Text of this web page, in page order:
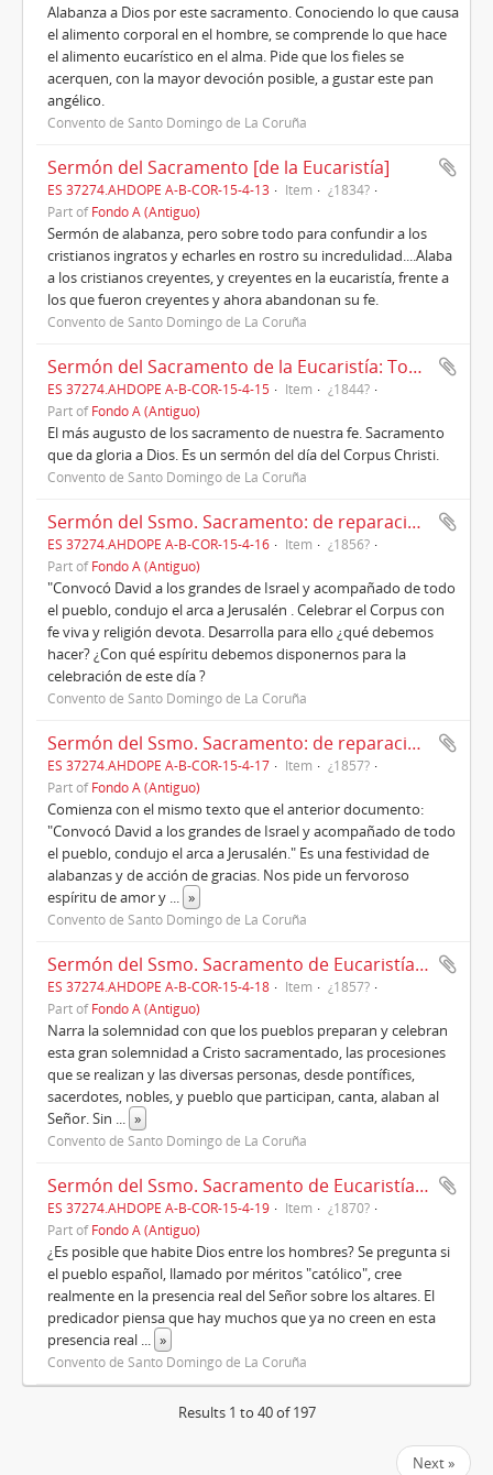
Alabanza a Dios por este sacramento. Conociendo lo que causa
el alimento corporal en el hombre, se comprende lo que hace
el alimento eucarístico en el alma. Pide que los fieles se
acerquen, con la mayor devoción posible, a gustar este pan
angélico.
Convento de Santo Domingo de La Coruña
Sermón del Sacramento [de la Eucaristía]
ES 37274.AHDOPE A-B-COR-15-4-13 Item
¿1834?
Part ofFondo A (Antiguo)
Sermón de alabanza, pero sobre todo para confundir a los
cristianos ingratos y echarles en rostro su incredulidad....Alaba
a los cristianos creyentes, y creyentes en la eucaristía, frente a
los que fueron creyentes y ahora abandonan su fe.
Convento de Santo Domingo de La Coruña
Sermón del Sacramento de la Eucaristía: Tomad y comed, este es mi cuerpo
ES 37274.AHDOPE A-B-COR-15-4-15 Item
¿1844?
Part ofFondo A (Antiguo)
El más augusto de los sacramento de nuestra fe. Sacramento
que da gloria a Dios. Es un sermón del día del Corpus Christi.
Convento de Santo Domingo de La Coruña
Sermón del Ssmo. Sacramento: de reparaciones de las injurias que Jesucristo recibe en el Sacramento
ES 37274.AHDOPE A-B-COR-15-4-16 Item
¿1856?
Part ofFondo A (Antiguo)
"Convocó David a los grandes de Israel y acompañado de todo
el pueblo, condujo el arca a Jerusalén . Celebrar el Corpus con
fe viva y religión devota. Desarrolla para ello ¿qué debemos
hacer? ¿Con qué espíritu debemos disponernos para la
celebración de este día ?
Convento de Santo Domingo de La Coruña
Sermón del Ssmo. Sacramento: de reparaciones de las injurias que Jesucristo recibe en el Sacramento
ES 37274.AHDOPE A-B-COR-15-4-17 Item
¿1857?
Part ofFondo A (Antiguo)
Comienza con el mismo texto que el anterior documento:
"Convocó David a los grandes de Israel y acompañado de todo
el pueblo, condujo el arca a Jerusalén." Es una festividad de
alabanzas y de acción de gracias. Nos pide un fervoroso
espíritu de amor y ... »
Convento de Santo Domingo de La Coruña
Sermón del Ssmo. Sacramento de Eucaristía. Corpus
ES 37274.AHDOPE A-B-COR-15-4-18 Item
¿1857?
Part ofFondo A (Antiguo)
Narra la solemnidad con que los pueblos preparan y celebran
esta gran solemnidad a Cristo sacramentado, las procesiones
que se realizan y las diversas personas, desde pontífices,
sacerdotes, nobles, y pueblo que participan, canta, alaban al
Señor. Sin ... »
Convento de Santo Domingo de La Coruña
Sermón del Ssmo. Sacramento de Eucaristía. Corpus
ES 37274.AHDOPE A-B-COR-15-4-19 Item
¿1870?
Part ofFondo A (Antiguo)
¿Es posible que habite Dios entre los hombres? Se pregunta si
el pueblo español, llamado por méritos "católico", cree
realmente en la presencia real del Señor sobre los altares. El
predicador piensa que hay muchos que ya no creen en esta
presencia real ... »
Convento de Santo Domingo de La Coruña
Results 1 to 40 of 197
Next »